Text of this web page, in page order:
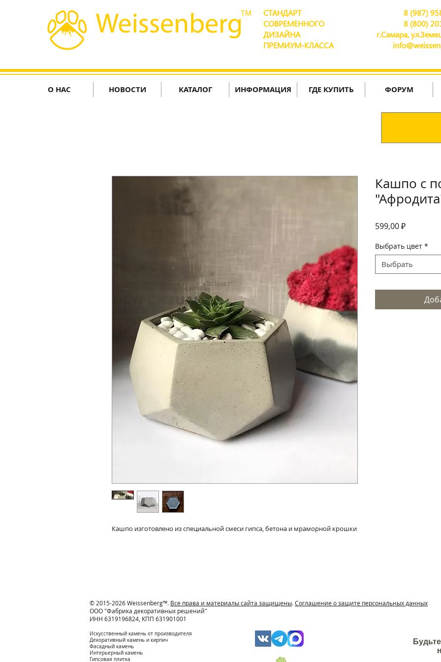
СТАНДАРТ
СОВРЕМЕННОГО
ДИЗАЙНА
ПРЕМИУМ-КЛАССА
8 (987)
8 (800)
г.Самара,
О НАС НОВОСТИ КАТАЛОГ ИНФОРМАЦИЯ ГДЕ КУПИТЬ ФОРУМ
Кашпо изготовлено из специальной смеси гипса, бетона и мраморной крошки
Кашпо с
599,00 ₽Цена
Выбрать цвет *
Выбрать
© 2015-2026 Weissenberg™. Все права и материалы сайта защищены.Соглашение о защите персональных данных
ООО "Фабрика декоративных решений"
ИНН 6319196824, КПП 631901001
Искусственный камень от производителя
Декоративный камень и кирпич
Фасадный камень
Интерьерный камень
Гипсовая плитка